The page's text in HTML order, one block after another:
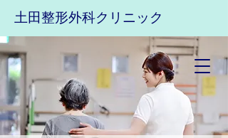
​土田整形外科クリニック